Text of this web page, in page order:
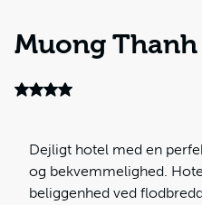
Muong
Dejligt hotel med en
og bekvemmelighed.
beliggenhed ved